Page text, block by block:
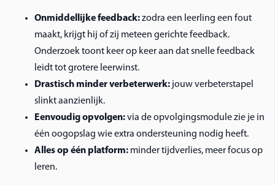
Onmiddellijke feedback:zodra een leerling een fout
maakt, krijgt hij of zij meteen gerichte feedback.
Onderzoek toont keer op keer aan dat snelle feedback
leidt tot grotere leerwinst.
Drastisch minder verbeterwerk: jouw verbeterstapel
slinkt aanzienlijk.
Eenvoudig opvolgen:via de opvolgingsmodule zie je in
één oogopslag wie extra ondersteuning nodig heeft.
Alles op één platform: minder tijdverlies, meer focus op
leren.